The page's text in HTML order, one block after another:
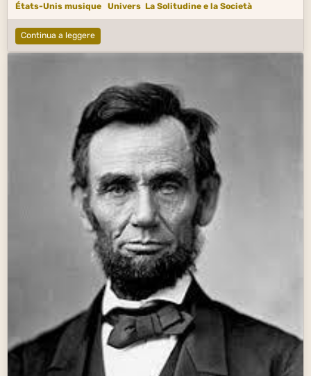
États-Unis musique Univers La Solitudine e la Società
Continua a leggere